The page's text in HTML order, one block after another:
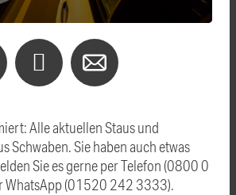
Alle aktuellen Staus und
Schwaben. Sie haben auch etwas
Sie es gerne per Telefon (0800 0
WhatsApp (01520 242 3333).